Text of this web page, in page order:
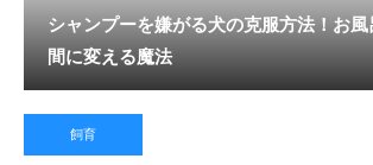
シャンプーを嫌がる犬の克服方法！お
間に変える魔法
飼育